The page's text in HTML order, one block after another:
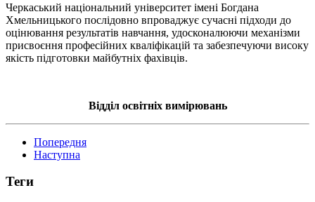
Черкаський національний університет імені Богдана
Хмельницького послідовно впроваджує сучасні підходи до
оцінювання результатів навчання, удосконалюючи механізми
присвоєння професійних кваліфікацій та забезпечуючи високу
якість підготовки майбутніх фахівців.
Відділ освітніх вимірювань
Попередня
Наступна
Теги